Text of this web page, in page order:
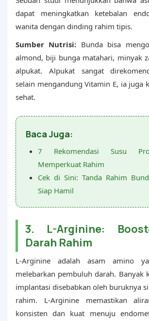
dapat meningkatkan ketebalan
wanita dengan dinding rahim tipis.
Sumber Nutrisi: Bunda bisa
almond, biji bunga matahari, minyak
alpukat. Alpukat sangat
selain mengandung Vitamin E, ia juga
sehat.
Baca Juga:
7 Rekomendasi Susu
Memperkuat Rahim
Cek di Sini: Tanda Rahim
Siap Hamil
3. L-Arginine:
Darah Rahim
L-Arginine adalah asam amino
melebarkan pembuluh darah. Banyak
implantasi disebabkan oleh buruknya
rahim. L-Arginine memastikan
konsisten dan kuat menuju